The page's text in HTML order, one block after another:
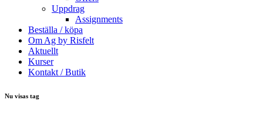
Uppdrag
Assignments
Beställa / köpa
Om Ag by Risfelt
Aktuellt
Kurser
Kontakt / Butik
Nu visas tag